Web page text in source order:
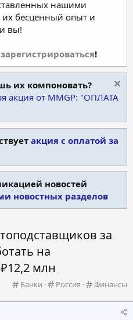
нашими
их бесценный опыт и
вы!
зарегистрироваться!
их компоновать?
акция от MMGP: "ОПЛАТА
акция с оплатой за
новостей
новостных разделов
за
на
млн
К
т
Банки
К
т
Россия
К
т
Финансы